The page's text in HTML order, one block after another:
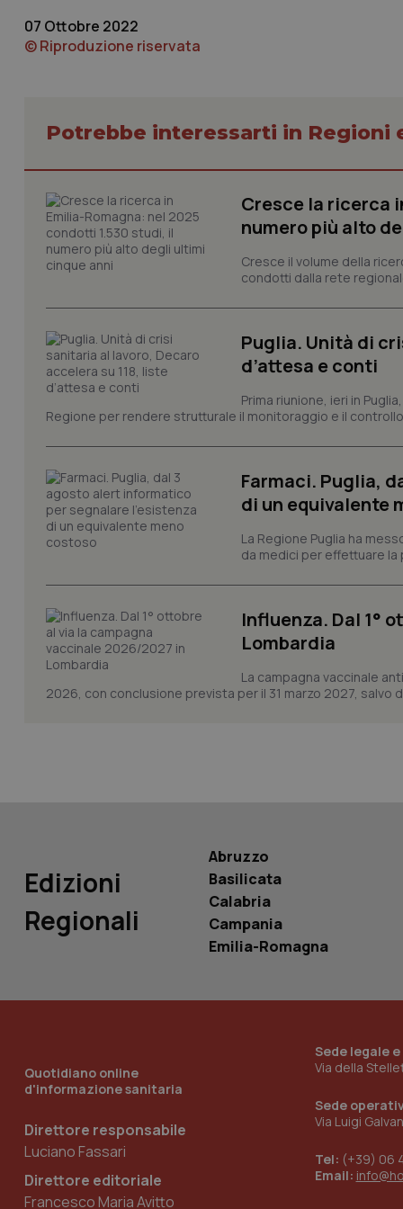
07 Ottobre 2022
© Riproduzione riservata
Potrebbe interessarti in Regioni
Cresce la ricerca
numero più alto
Cresce il volume della
condotti dalla rete
Puglia. Unità di
d’attesa e conti
Prima riunione, ieri in
Regione per rendere strutturale il monitoraggio e il
Farmaci. Puglia,
di un equivalente
La Regione Puglia ha
da medici per effettuare la
Influenza. Dal 1°
Lombardia
La campagna vaccinale
2026, con conclusione prevista per il 31 marzo 2027, salvo
Edizioni
Regionali
Abruzzo
Basilicata
Calabria
Campania
Emilia-Romagna
Quotidiano online
d'informazione sanitaria
Direttore responsabile
Luciano Fassari
Direttore editoriale
Francesco Maria Avitto
Sede legale
Via della
Sede
Via Luigi
Tel: (+39) 06
Email:
I cookie necessari
tracking-sites-
tracking-sites-
_ga
tracking-sites-